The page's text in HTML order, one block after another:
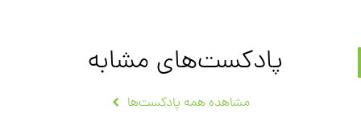
پادکست‌های مشابه
مشاهده همه پادکست‌ها